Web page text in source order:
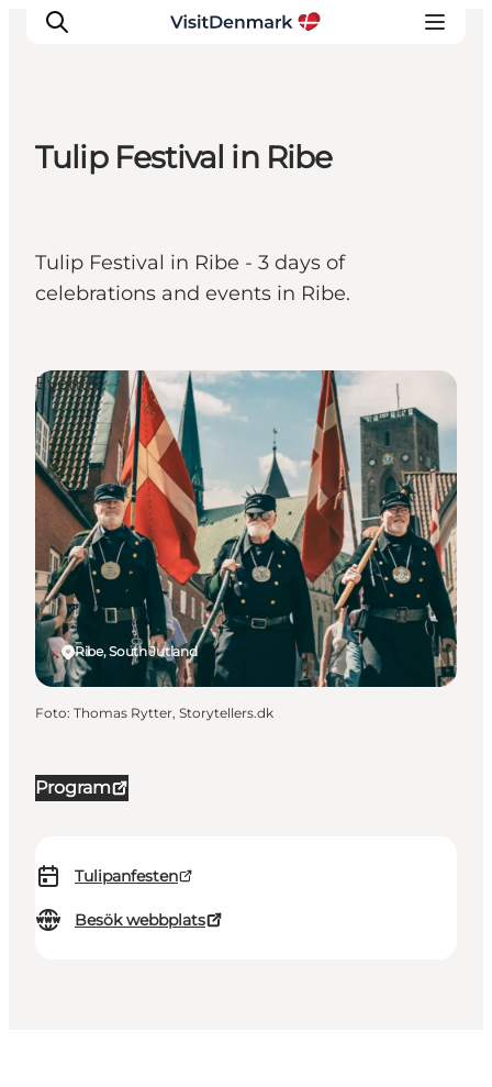
Aktiviteter
Övernatta
Tulip Festival in Ribe
Tulip Festival in Ribe - 3 days of
celebrations and events in Ribe.
Program
Tulipanfesten
Besök webbplats
Ribe, South Jutland
Events
Foto: Thomas Rytter, Storytellers.dk